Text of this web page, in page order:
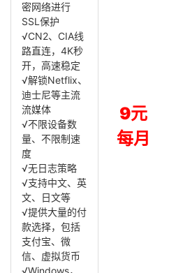
密网络进行
SSL保护
√CN2、CIA线
路直连，4K秒
开，高速稳定
√解锁Netflix、
迪士尼等主流
流媒体
√不限设备数
量、不限制速
度
√无日志策略
√支持中文、英
文、日文等
√提供大量的付
款选择，包括
支付宝、微
信、虚拟货币
√Windows，
9元
每月